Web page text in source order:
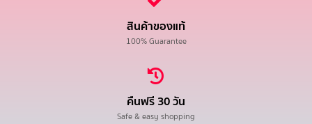
สินค้าของแท้
100% Guarantee
คืนฟรี 30 วัน
Safe & easy shopping